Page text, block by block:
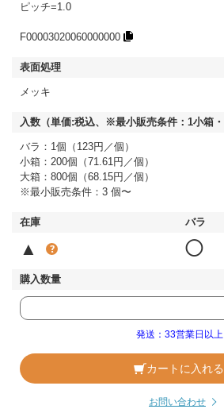
ピッチ=1.0
F00003020060000000
メッキ
バラ：1個（123円／個）
小箱：200個（71.61円／個）
大箱：800個（68.15円／個）
※最小販売条件：3 個〜
▲ ◯
発送：33営業日以上
カートに入れる
お問い合わせ